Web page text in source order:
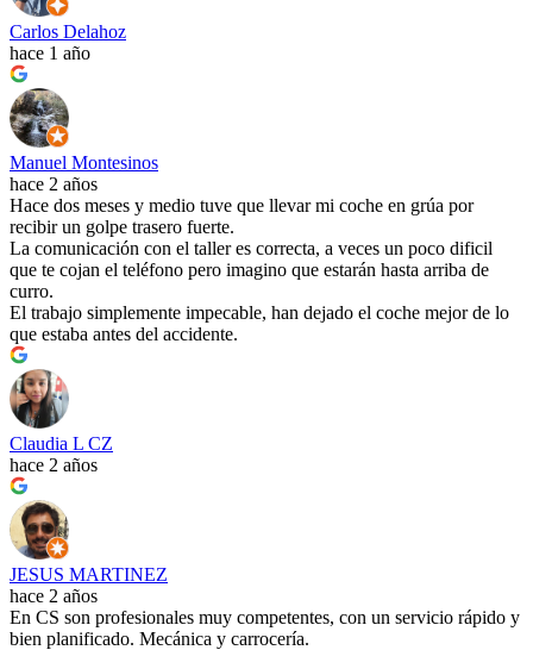
Carlos Delahoz
hace 1 año
Manuel Montesinos
hace 2 años
Hace dos meses y medio tuve que llevar mi coche en grúa por
recibir un golpe trasero fuerte.
La comunicación con el taller es correcta, a veces un poco dificil
que te cojan el teléfono pero imagino que estarán hasta arriba de
curro.
El trabajo simplemente impecable, han dejado el coche mejor de lo
que estaba antes del accidente.
Claudia L CZ
hace 2 años
JESUS MARTINEZ
hace 2 años
En CS son profesionales muy competentes, con un servicio rápido y
bien planificado. Mecánica y carrocería.